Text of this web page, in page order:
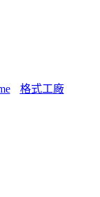
格式工廠